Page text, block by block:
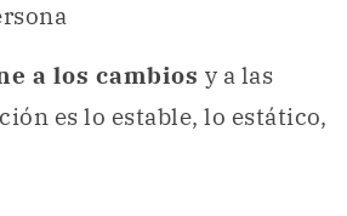
a los cambios y a las
es lo estable, lo estático,